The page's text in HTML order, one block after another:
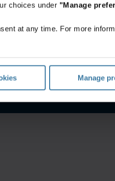
choices under "Manage
at any time. For more
Manage
جميع الحقوق محفوظة.